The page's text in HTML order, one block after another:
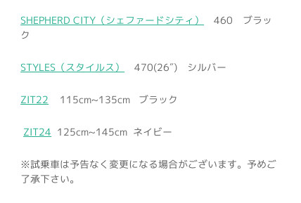
SHEPHERD CITY（シェファードシティ）
460 ブラッ
ク
STYLES（スタイルス） 470(26″) シルバー
ZIT22 115cm~135cm ブラック
ZIT24 125cm~145cm ネイビー
※試乗車は予告なく変更になる場合がございます。予めご
了承下さい。